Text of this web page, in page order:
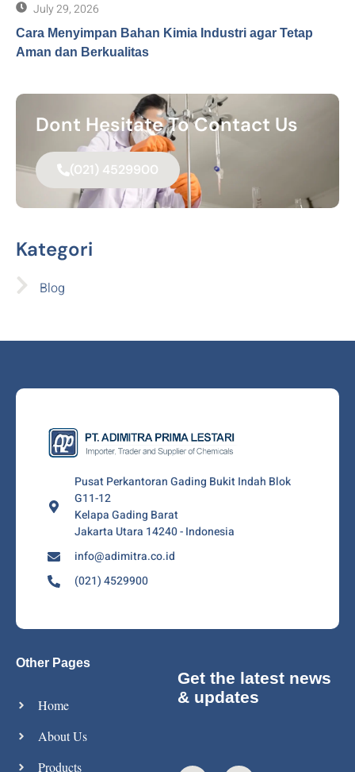
July 29, 2026
Cara Menyimpan Bahan Kimia Industri agar Tetap
Aman dan Berkualitas
Dont Hesitate To Contact Us
(021) 4529900
Kategori
Blog
Pusat Perkantoran Gading Bukit Indah Blok
G11-12
Kelapa Gading Barat
Jakarta Utara 14240 - Indonesia
info@adimitra.co.id
(021) 4529900
Other Pages
Home
About Us
Products
Get the latest news
& updates